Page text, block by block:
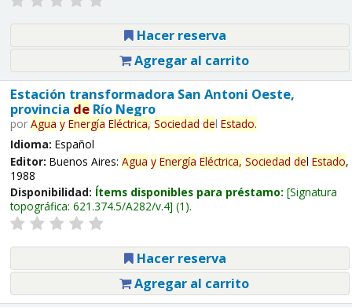
Hacer reserva
Agregar al carrito
Estación transformadora San Antoni Oeste,
provincia deRío Negro
por Agua y Energía Eléctrica, Sociedad del Estado.
Idioma: Español
Editor: Buenos Aires: Agua y Energía Eléctrica, Sociedad del Estado,
1988
Disponibilidad: Ítems disponibles para préstamo: Signatura
topográfica: 621.374.5/A282/v.4 (1).
Hacer reserva
Agregar al carrito